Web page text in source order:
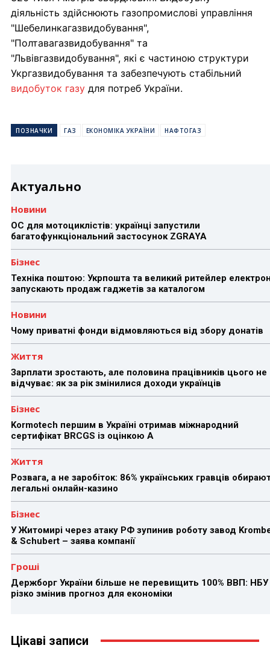
діяльність здійснюють газопромислові управління
"Шебелинкагазвидобування",
"Полтавагазвидобування" та
"Львівгазвидобування", які є частиною структури
Укргазвидобування та забезпечують стабільний
видобуток газу для потреб України.
ПОЗНАЧКИ ГАЗ ЕКОНОМІКА УКРАЇНИ НАФТОГАЗ
Актуально
Новини
ОС для мотоциклістів: українці запустили
багатофункціональний застосунок ZGRAYA
Бізнес
Техніка поштою: Укрпошта та великий ритейлер
запускають продаж гаджетів за каталогом
Новини
Чому приватні фонди відмовляються від збору донатів
Життя
Зарплати зростають, але половина працівників цього не
відчуває: як за рік змінилися доходи українців
Бізнес
Kormotech першим в Україні отримав міжнародний
сертифікат BRCGS із оцінкою A
Життя
Розвага, а не заробіток: 86% українських гравців
легальні онлайн-казино
Бізнес
У Житомирі через атаку РФ зупинив роботу завод
& Schubert – заява компанії
Гроші
Держборг України більше не перевищить 100% ВВП: НБУ
різко змінив прогноз для економіки
Цікаві записи